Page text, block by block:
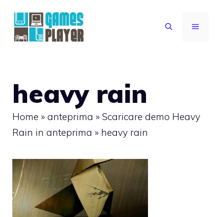
contenuto
MENU
heavy rain
Home » anteprima » Scaricare demo Heavy
Rain in anteprima » heavy rain